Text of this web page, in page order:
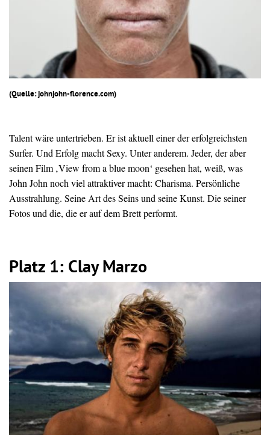
(Quelle: johnjohn-florence.com)
Talent wäre untertrieben. Er ist aktuell einer der erfolgreichsten
Surfer. Und Erfolg macht Sexy. Unter anderem. Jeder, der aber
seinen Film ‚View from a blue moon‘ gesehen hat, weiß, was
John John noch viel attraktiver macht: Charisma. Persönliche
Ausstrahlung. Seine Art des Seins und seine Kunst. Die seiner
Fotos und die, die er auf dem Brett performt.
Platz 1: Clay Marzo